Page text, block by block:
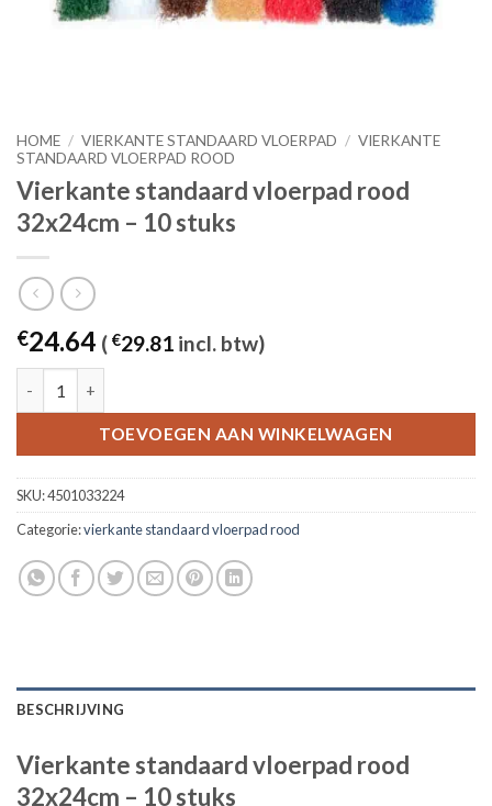
HOME / VIERKANTE STANDAARD VLOERPAD / VIERKANTE
STANDAARD VLOERPAD ROOD
Vierkante standaard vloerpad rood
32x24cm – 10 stuks
€24.64 ( €29.81 incl. btw)
TOEVOEGEN AAN WINKELWAGEN
SKU:4501033224
Categorie:vierkante standaard vloerpad rood
BESCHRIJVING
Vierkante standaard vloerpad rood
32x24cm – 10 stuks